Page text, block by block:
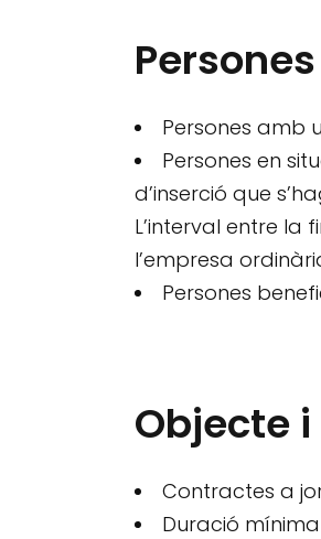
Persones amb
Persones en
d’inserció que
L’interval entre la
l’empresa
Persones
Objecte
Contractes a
Duració